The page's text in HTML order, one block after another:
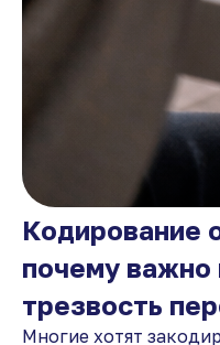
Кодирование
почему
трезвость
Многие хотят